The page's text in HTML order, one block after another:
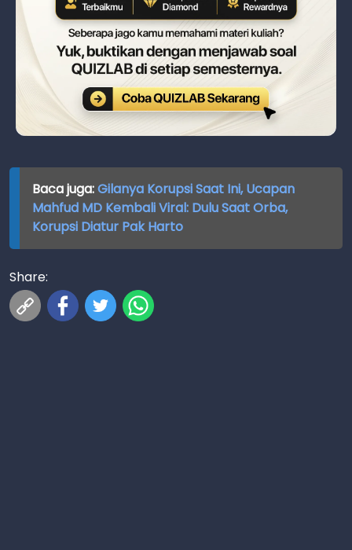
Baca juga:Gilanya Korupsi Saat Ini, Ucapan
Mahfud MD Kembali Viral: Dulu Saat Orba,
Korupsi Diatur Pak Harto
Share: